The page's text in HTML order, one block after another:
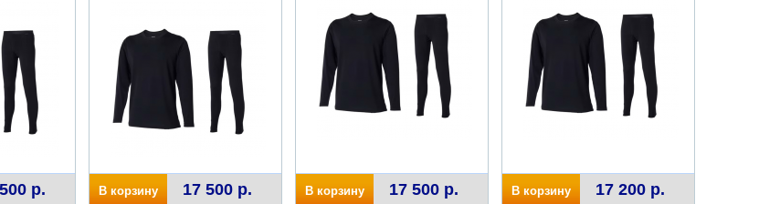
р. В корзину 17 500 р. В корзину 17 500 р. В корзину 17 200 р.